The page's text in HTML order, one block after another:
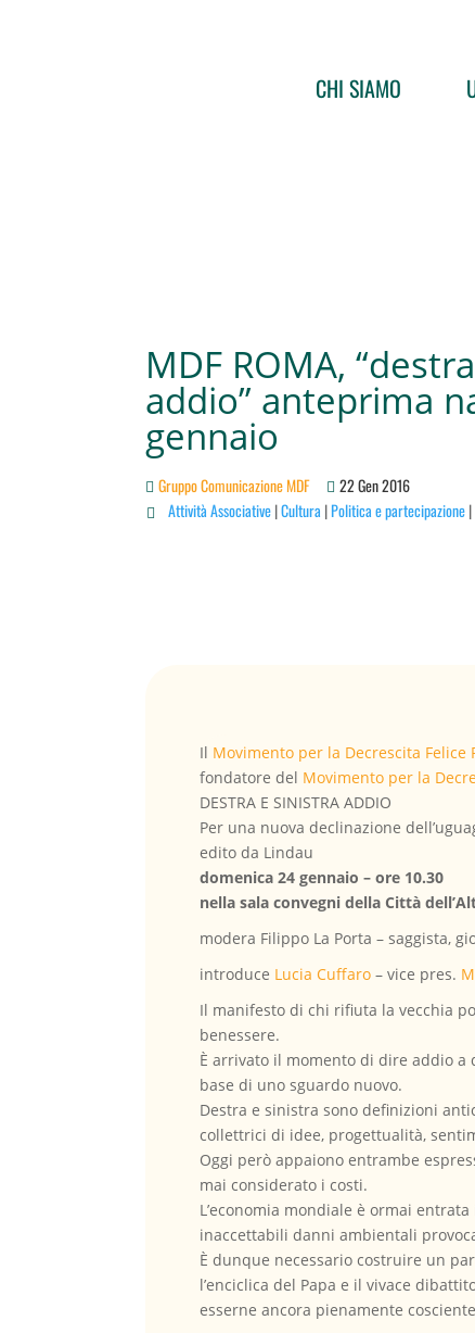
CHI SIAMO
MDF ROMA,
addio” anteprima
gennaio
Gruppo Comunicazione MDF 22 Gen 2016
 Attività Associative|Cultura |Politica e partecipazione|
Il Movimento per la Decrescita Felice
fondatore del Movimento per la
DESTRA E SINISTRA ADDIO
Per una nuova declinazione
edito da Lindau
domenica 24 gennaio – ore 10.30
nella sala convegni della Città
modera Filippo La Porta – saggista,
introduce Lucia Cuffaro – vice pres.
Il manifesto di chi rifiuta la vecchia
benessere.
È arrivato il momento di dire addio a
base di uno sguardo nuovo.
Destra e sinistra sono definizioni
collettrici di idee, progettualità,
Oggi però appaiono entrambe
mai considerato i costi.
L’economia mondiale è ormai
inaccettabili danni ambientali
È dunque necessario costruire un
l’enciclica del Papa e il vivace
esserne ancora pienamente